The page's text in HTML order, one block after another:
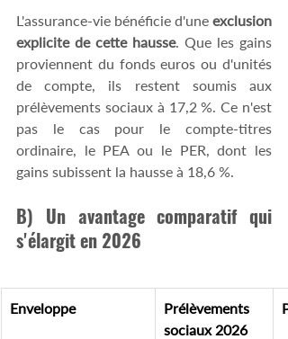
L'assurance-vie bénéficie d'une exclusion
explicite de cette hausse. Que les gains
proviennent du fonds euros ou d'unités
de compte, ils restent soumis aux
prélèvements sociaux à 17,2 %. Ce n'est
pas le cas pour le compte-titres
ordinaire, le PEA ou le PER, dont les
gains subissent la hausse à 18,6 %.
B) Un avantage comparatif qui
s'élargit en 2026
Enveloppe
Prélèvements
sociaux 2026